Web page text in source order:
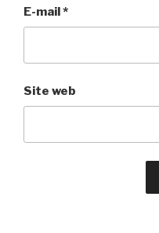
E-mail*
Site web